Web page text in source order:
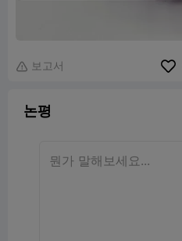
 보고서
논평